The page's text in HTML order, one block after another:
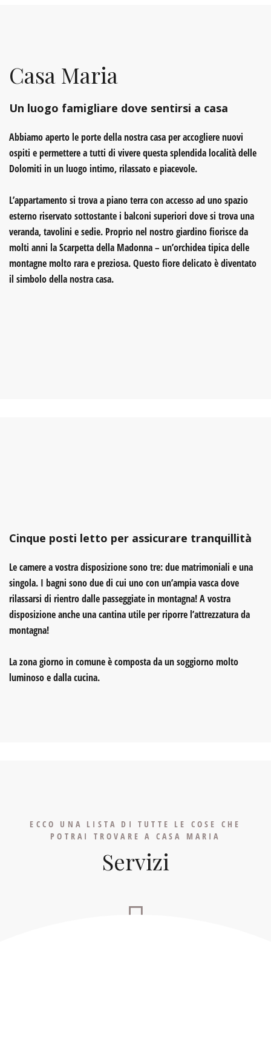
Casa Maria
Un luogo famigliare dove sentirsi a casa
Abbiamo aperto le porte della nostra casa per accogliere nuovi
ospiti e permettere a tutti di vivere questa splendida località delle
Dolomiti in un luogo intimo, rilassato e piacevole.
L’appartamento si trova a piano terra con accesso ad uno spazio
esterno riservato sottostante i balconi superiori dove si trova una
veranda, tavolini e sedie. Proprio nel nostro giardino fiorisce da
molti anni laScarpetta della Madonna– un’orchidea tipica delle
montagne molto rara e preziosa. Questo fiore delicato è diventato
il simbolo della nostra casa.
Cinque posti letto per assicurare tranquillità
Le camere a vostra disposizione sono tre:due matrimoniali e una
singola. I bagni sono due di cui uno con un’ampia vascadove
rilassarsi di rientro dalle passeggiate in montagna! A vostra
disposizione anche una cantinautile per riporre l’attrezzatura da
montagna!
La zona giorno in comune è composta da un soggiorno molto
luminoso e dalla cucina.
ECCO UNA LISTA DI TUTTE LE COSE CHE
POTRAI TROVARE A CASA MARIA
Servizi